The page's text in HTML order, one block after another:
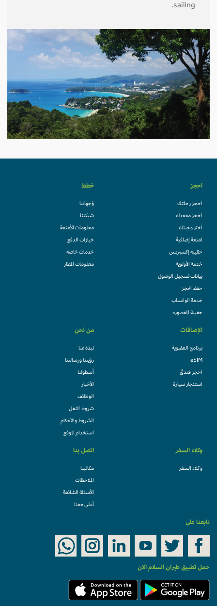
sailing.
احجز
احجز رحلتك
احجز مقعدك
اختر وجبتك
امتعة إضافية
حقيبة إكسبريس
خدمة الأولوية
بيانات تسجيل الوصول
حفظ الحجز
خدمة الواتساب
حقيبة المقصورة
خطط
وُجهاتنا
شبكتنا
معلومات الأمتعة
خيارات الدفع
خدمات خاصة
معلومات المطار
الإضافات
برنامج العضوية
eSIM
احجز فندقً
استئجار سيارة
من نحن
نبذة عنا
رؤيتنا ورسالتنا
أسطولنا
الأخبار
الوظائف
شروط النقل
الشروط والأحكام
استخدام الموقع
وكلاء السفر
وكلاء السفر
اتصل بنا
مكاتبنا
الملاحظات
الأسئلة الشائعة
أعلن معنا
تابعنا على
حمل تطبيق طيران السلام الان